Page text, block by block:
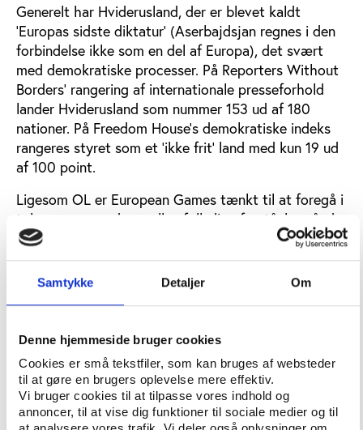
Samtykke Detaljer Om
Denne hjemmeside bruger cookies
Cookies er små tekstfiler, som kan bruges af websteder
til at gøre en brugers oplevelse mere effektiv.
Vi bruger cookies til at tilpasse vores indhold og
annoncer, til at vise dig funktioner til sociale medier og til
Generelt har Hviderusland, der er blevet kaldt
’Europas sidste diktatur’ (Aserbajdsjan regnes i den
forbindelse ikke som en del af Europa), det svært
med demokratiske processer. På Reporters Without
Borders’ rangering af internationale presseforhold
lander Hviderusland som nummer 153 ud af 180
nationer. På Freedom House’s demokratiske indeks
rangeres styret som et ’ikke frit’ land med kun 19 ud
af 100 point.
Ligesom OL er European Games tænkt til at foregå i
tolerancens og den mellemfolkelige forståelses ånd,
og det kan derfor kaste glans over en semi-autoritær
nation som Hviderusland at være midtpunkt i det
gode globale selskab som arrangør af en af verdens
største sportsfester.
proklamere, at European Games vil være med til at
forbedre landets image og turisme. Han
sammenlignede med den positive effekt som VM i
fodbold har haft på Ruslands omdømme, og at
European Games vil få samme effekt for